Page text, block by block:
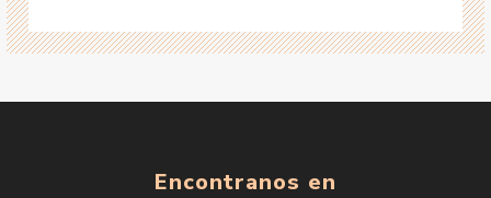
Encontranos en